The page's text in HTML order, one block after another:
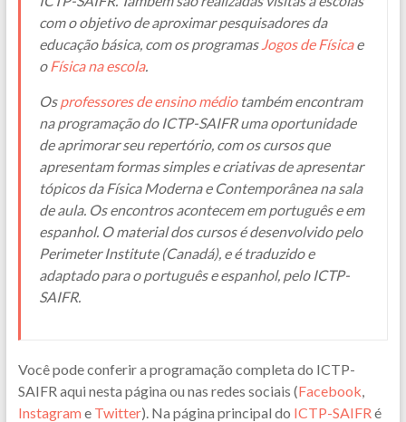
com o objetivo de aproximar pesquisadores da
educação básica, com os programasJogos de Físicae
oFísica na escola.
Osprofessores de ensino médiotambém encontram
na programação do ICTP-SAIFR uma oportunidade
de aprimorar seu repertório, com os cursos que
apresentam formas simples e criativas de apresentar
tópicos da Física Moderna e Contemporânea na sala
de aula. Os encontros acontecem em português e em
espanhol. O material dos cursos é desenvolvido pelo
Perimeter Institute (Canadá), e é traduzido e
adaptado para o português e espanhol, pelo ICTP-
SAIFR.
Você pode conferir a programação completa do ICTP-
SAIFR aqui nesta página ou nas redes sociais (Facebook,
Instagram e Twitter). Na página principal do ICTP-SAIFRé